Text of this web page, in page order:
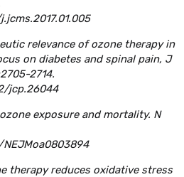
relevance of ozone therapy in
on diabetes and spinal pain, J
2714.
jcp.26044
exposure and mortality. N
therapy reduces oxidative stress